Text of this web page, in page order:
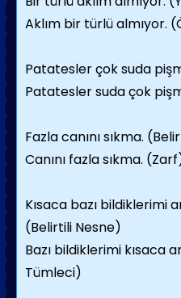
Aklım bir türlü almıyor.
Patatesler çok suda
Patatesler suda çok
Fazla canını sıkma.
Canını fazla sıkma.
Kısaca bazı bildiklerimi
(Belirtili Nesne)
Bazı bildiklerimi kısaca
Tümleci)